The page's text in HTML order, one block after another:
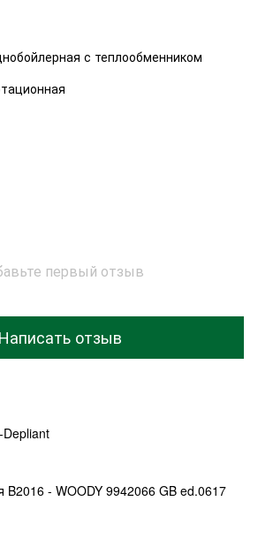
с теплообменником
первый отзыв
Написать отзыв
- WOODY 9942066 GB ed.0617